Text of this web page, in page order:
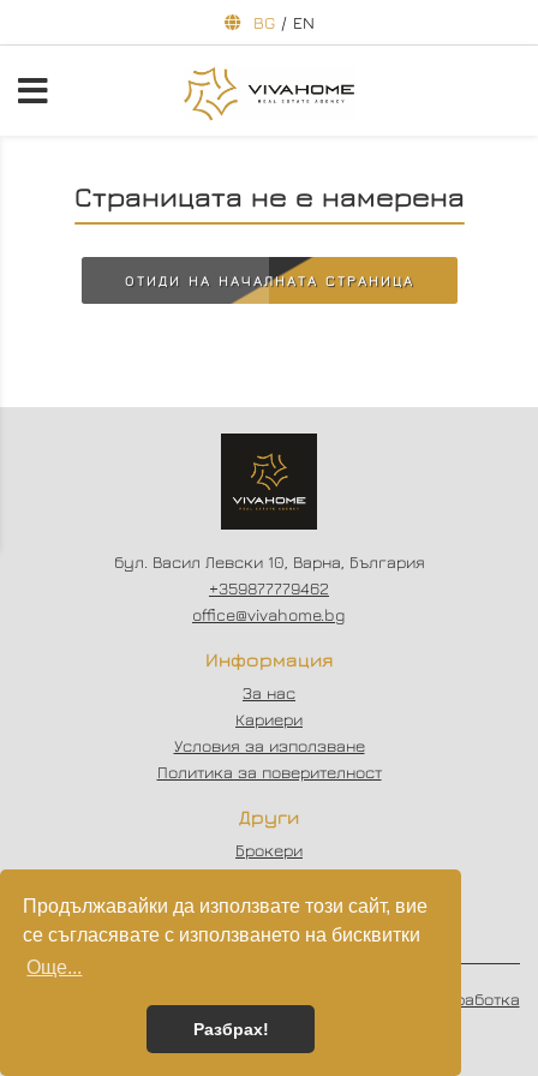
Продължавайки да използвате този сайт, вие
се съгласявате с използването на бисквитки
Още...
Разбрах!
BG / EN
Страницата не е намерена
ОТИДИ НА НАЧАЛНАТА СТРАНИЦА
бул. Васил Левски 10, Варна, България
+359877779462
office@vivahome.bg
Информация
За нас
Кариери
Условия за използване
Политика за поверителност
Други
Брокери
Отзиви
Статии
Партньори
Изработка
на софтуер